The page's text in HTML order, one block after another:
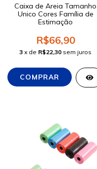
Caixa de Areia Tamanho
Unico Cores Família de
Estimação
R$66,90
3 x de R$22,30 sem juros